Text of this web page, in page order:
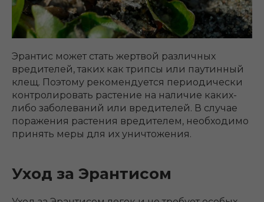
Эрантис может стать жертвой различных
вредителей, таких как трипсы или паутинный
клещ. Поэтому рекомендуется периодически
контролировать растение на наличие каких-
либо заболеваний или вредителей. В случае
поражения растения вредителем, необходимо
принять меры для их уничтожения.
Уход за Эрантисом